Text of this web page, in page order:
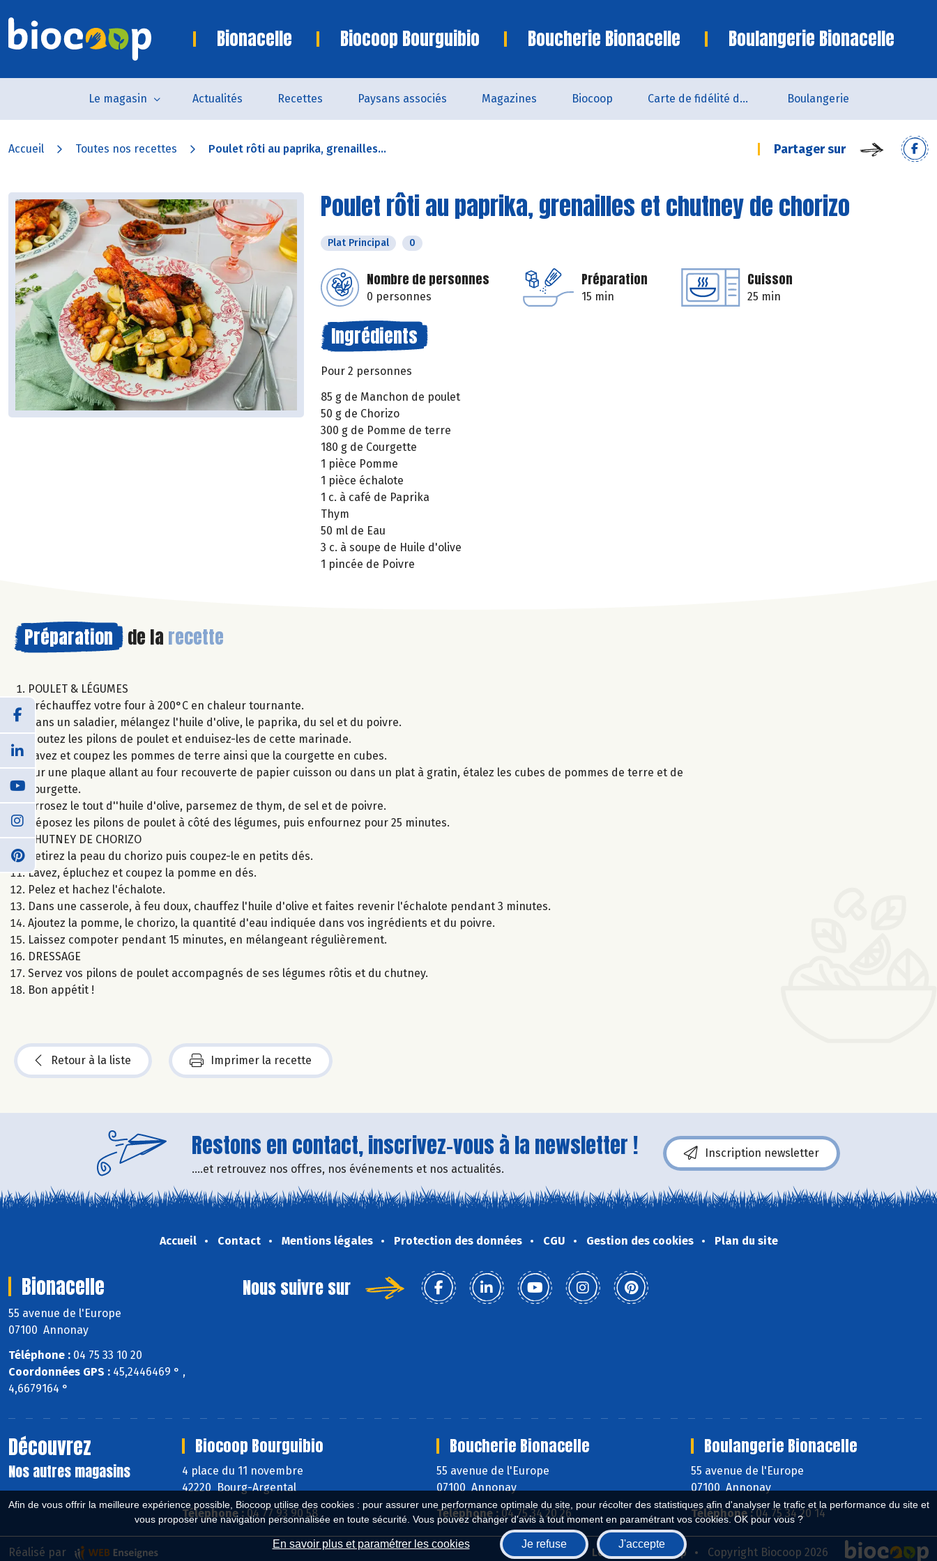
Afin de vous offrir la meilleure expérience possible, Biocoop utilise des cookies : pour assurer une performance optimale du site, pour récolter des statistiques afin d'analyser le trafic et la performance du site et
vous proposer une navigation personnalisée en toute sécurité. Vous pouvez changer d'avis à tout moment en paramétrant vos cookies. OK pour vous ?
En savoir plus et paramétrer les cookies Je refuse J'accepte
Bionacelle Biocoop Bourguibio Boucherie Bionacelle Boulangerie Bionacelle
Le magasin Actualités Recettes Paysans associés Magazines Biocoop Carte de fidélité du magasin Boulangerie
Accueil Toutes nos recettes Poulet rôti au paprika, grenailles... Partager sur
Poulet rôti au paprika, grenailles et chutney de chorizo
Plat Principal 0
Nombre de personnes
0 personnes
Préparation
15 min
Cuisson
25 min
Ingrédients
Pour 2 personnes
85 g de Manchon de poulet
50 g de Chorizo
300 g de Pomme de terre
180 g de Courgette
1 pièce Pomme
1 pièce échalote
1 c. à café de Paprika
Thym
50 ml de Eau
3 c. à soupe de Huile d'olive
1 pincée de Poivre
Préparation de la recette
POULET & LÉGUMES
Préchauffez votre four à 200°C en chaleur tournante.
Dans un saladier, mélangez l'huile d'olive, le paprika, du sel et du poivre.
Ajoutez les pilons de poulet et enduisez-les de cette marinade.
Lavez et coupez les pommes de terre ainsi que la courgette en cubes.
Sur une plaque allant au four recouverte de papier cuisson ou dans un plat à gratin, étalez les cubes de pommes de terre et de
courgette.
Arrosez le tout d''huile d'olive, parsemez de thym, de sel et de poivre.
Déposez les pilons de poulet à côté des légumes, puis enfournez pour 25 minutes.
CHUTNEY DE CHORIZO
Retirez la peau du chorizo puis coupez-le en petits dés.
Lavez, épluchez et coupez la pomme en dés.
Pelez et hachez l'échalote.
Dans une casserole, à feu doux, chauffez l'huile d'olive et faites revenir l'échalote pendant 3 minutes.
Ajoutez la pomme, le chorizo, la quantité d'eau indiquée dans vos ingrédients et du poivre.
Laissez compoter pendant 15 minutes, en mélangeant régulièrement.
DRESSAGE
Servez vos pilons de poulet accompagnés de ses légumes rôtis et du chutney.
Bon appétit !
Retour à la liste Imprimer la recette
Restons en contact, inscrivez-vous à la newsletter !
....et retrouvez nos offres, nos événements et nos actualités.
Inscription newsletter
Accueil Contact Mentions légales Protection des données CGU Gestion des cookies Plan du site
Bionacelle
55 avenue de l'Europe
07100 Annonay
Téléphone : 04 75 33 10 20
Coordonnées GPS : 45,2446469 ° ,
4,6679164 °
Nous suivre sur
Découvrez
Nos autres magasins
Biocoop Bourguibio
4 place du 11 novembre
42220 Bourg-Argental
Téléphone : 04 77 93 90 58
Boucherie Bionacelle
55 avenue de l'Europe
07100 Annonay
Téléphone : 04 75 34 20 26
Boulangerie Bionacelle
55 avenue de l'Europe
07100 Annonay
Téléphone :04 75 34 20 14
Biocoop.fr Le réseau Biocoop Copyright Biocoop 2026
Réalisé par